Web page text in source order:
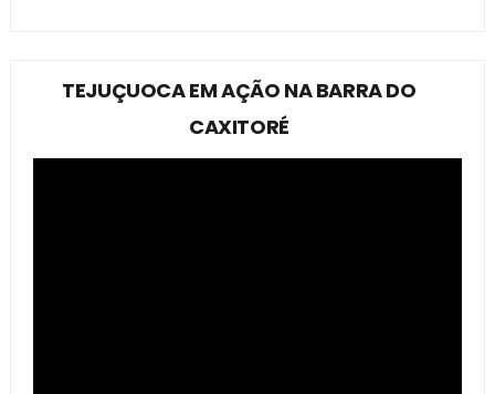
TEJUÇUOCA EM AÇÃO NA BARRA DO
CAXITORÉ